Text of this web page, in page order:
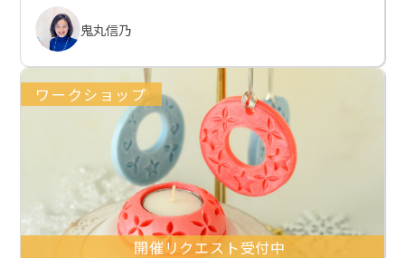
鬼丸信乃
ワークショップ
開催リクエスト受付中